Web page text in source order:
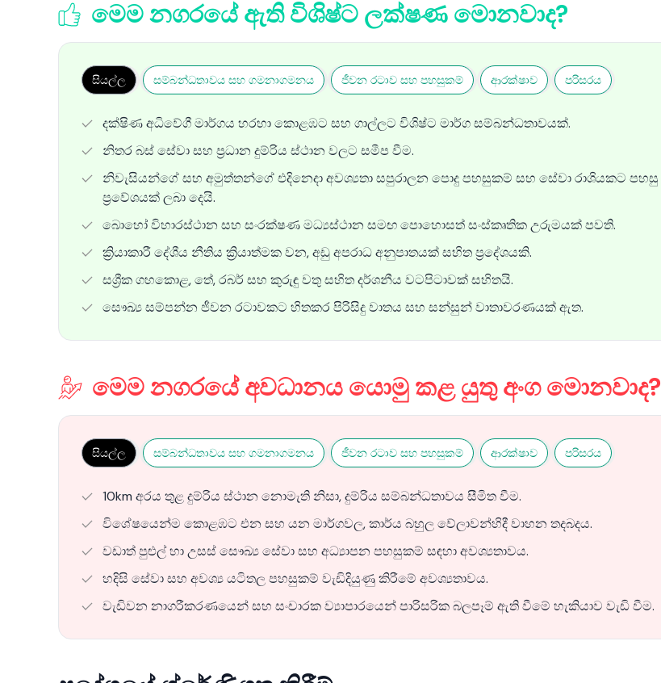
මෙම නගරයේ ඇති විශිෂ්ට ලක්ෂණ මොනවාද?
සියල්ල සම්බන්ධතාවය සහ ගමනාගමනය ජීවන රටාව සහ පහසුකම් ආරක්ෂාව පරිසරය
දක්ෂිණ අධිවේගී මාර්ගය හරහා කොළඹට සහ ගාල්ලට විශිෂ්ට මාර්ග සම්බන්ධතාවයක්.
නිතර බස් සේවා සහ ප්‍රධාන දුම්රිය ස්ථාන වලට සමීප වීම.
නිවැසියන්ගේ සහ අමුත්තන්ගේ එදිනෙදා අවශ්‍යතා සපුරාලන පොදු පහසුකම් සහ සේවා රාශියකට පහසු
ප්‍රවේශයක් ලබා දෙයි.
බොහෝ විහාරස්ථාන සහ සංරක්ෂණ මධ්‍යස්ථාන සමඟ පොහොසත් සංස්කෘතික උරුමයක් පවති.
ක්‍රියාකාරී දේශීය නීතිය ක්‍රියාත්මක වන, අඩු අපරාධ අනුපාතයක් සහිත ප්‍රදේශයකි.
සශ්‍රීක ගහකොළ, තේ, රබර් සහ කුරුඳු වතු සහිත දර්ශනීය වටපිටාවක් සහිතයි.
සෞඛ්‍ය සම්පන්න ජීවන රටාවකට හිතකර පිරිසිදු වාතය සහ සන්සුන් වාතාවරණයක් ඇත.
මෙම නගරයේ අවධානය යොමු කළ යුතු අංග මොනවාද?
සියල්ල සම්බන්ධතාවය සහ ගමනාගමනය ජීවන රටාව සහ පහසුකම් ආරක්ෂාව පරිසරය
10km අරය තුළ දුම්රිය ස්ථාන නොමැති නිසා, දුම්රිය සම්බන්ධතාවය සීමිත වීම.
විශේෂයෙන්ම කොළඹට එන සහ යන මාර්ගවල, කාර්ය බහුල වේලාවන්හිදී වාහන තදබදය.
වඩාත් පුළුල් හා උසස් සෞඛ්‍ය සේවා සහ අධ්‍යාපන පහසුකම් සඳහා අවශ්‍යතාවය.
හදිසි සේවා සහ අවශ්‍ය යටිතල පහසුකම් වැඩිදියුණු කිරීමේ අවශ්‍යතාවය.
වැඩිවන නාගරීකරණයෙන් සහ සංචාරක ව්‍යාපාරයෙන් පාරිසරික බලපෑම් ඇති වීමේ හැකියාව වැඩි වීම.